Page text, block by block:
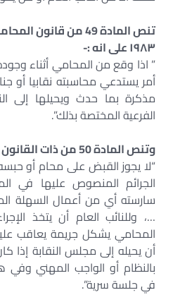
١٩٨٣ على انه :-
” اذا وقع من المحامي أثناء
أمر يستدعي محاسبته نقابيا أو
مذكرة بما حدث ويحيلها إلى
الفرعية المختصة بذلك”.
وتنص المادة 50 من ذات القانون على انه :-
“لا يجوز القبض على محام أو
الجرائم المنصوص عليها في
سارسته أي من أعمال السهلة
…، وللنائب العام أن يتخذ
المحامي يشكل جريمة يعاقب
أن يحيله إلى مجلس النقابة
بالنظام أو الواجب المهني
في جلسة سرية”.